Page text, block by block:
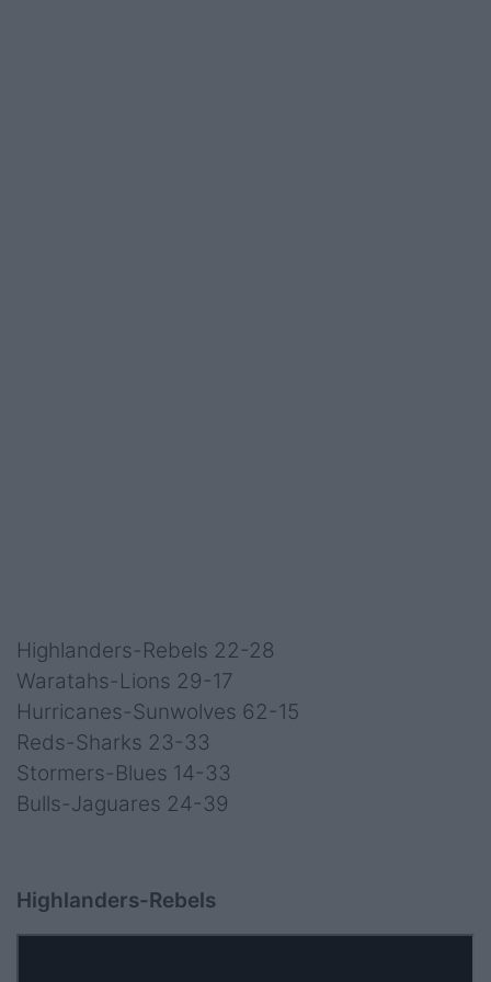
Highlanders-Rebels 22-28
Waratahs-Lions 29-17
Hurricanes-Sunwolves 62-15
Reds-Sharks 23-33
Stormers-Blues 14-33
Bulls-Jaguares 24-39
Highlanders-Rebels